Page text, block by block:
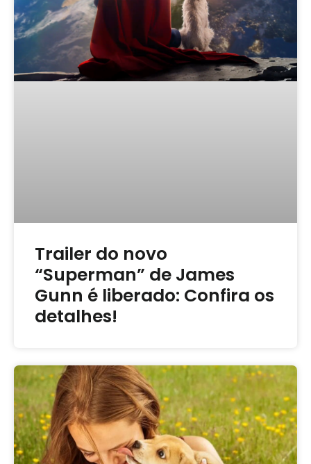
Trailer do novo
“Superman” de James
Gunn é liberado: Confira os
detalhes!